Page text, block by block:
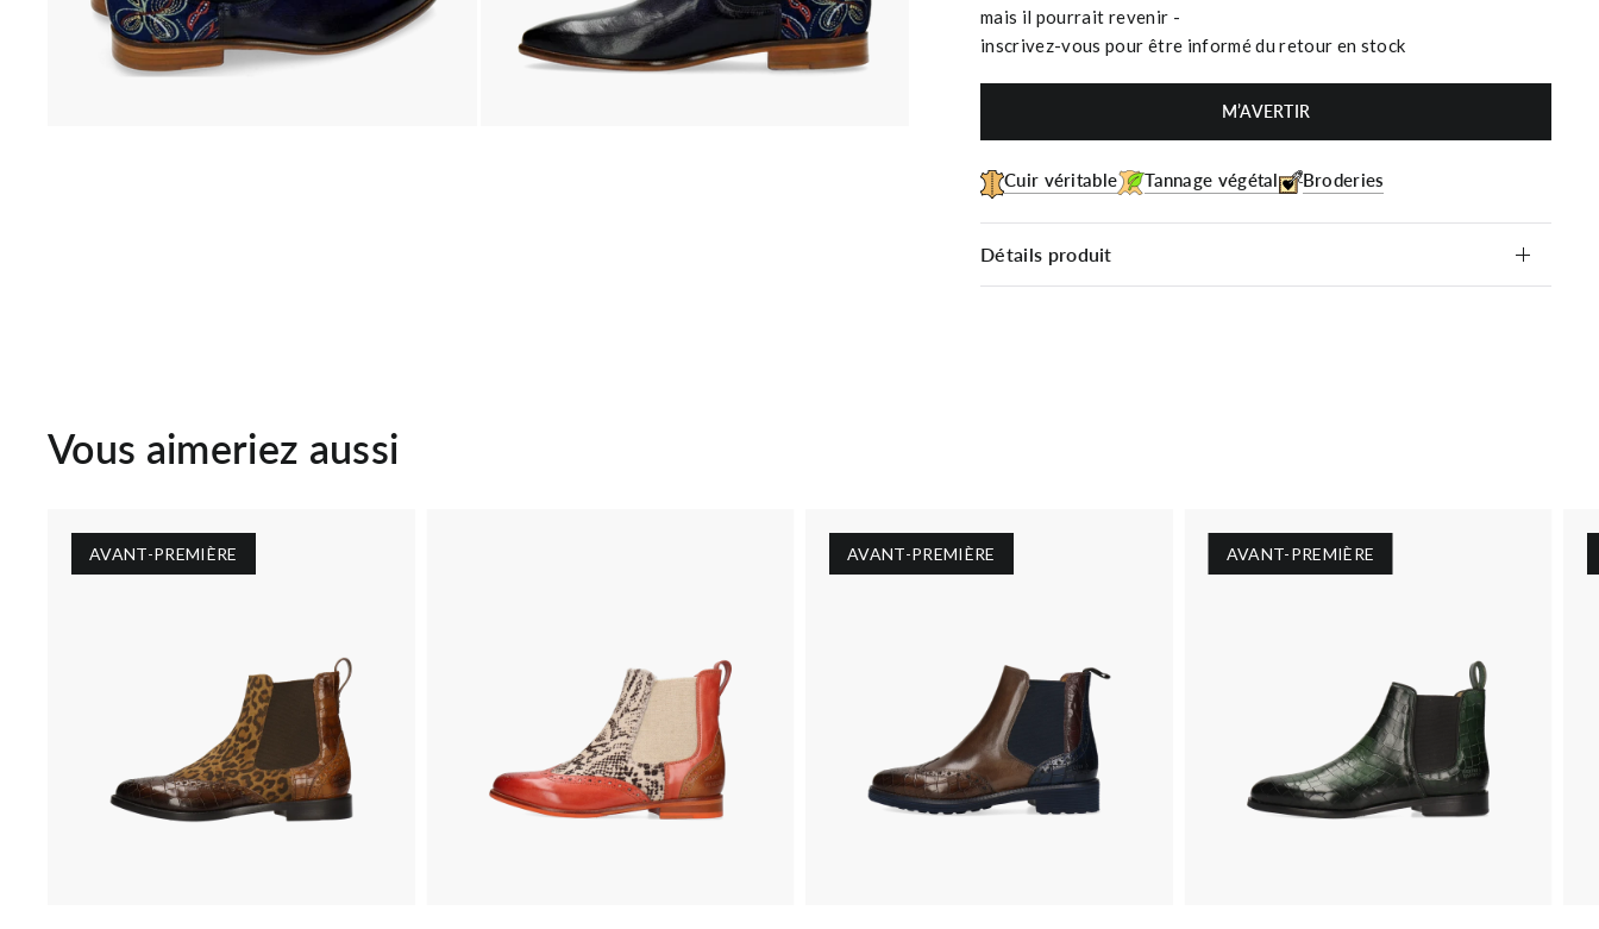
mais il pourrait revenir -
inscrivez-vous pour être informé du retour en stock
M’AVERTIR
Cuir véritable Tannage végétal Broderies
Détails produit
Vous aimeriez aussi
AVANT-PREMIÈRE AVANT-PREMIÈRE AVANT-PREMIÈRE